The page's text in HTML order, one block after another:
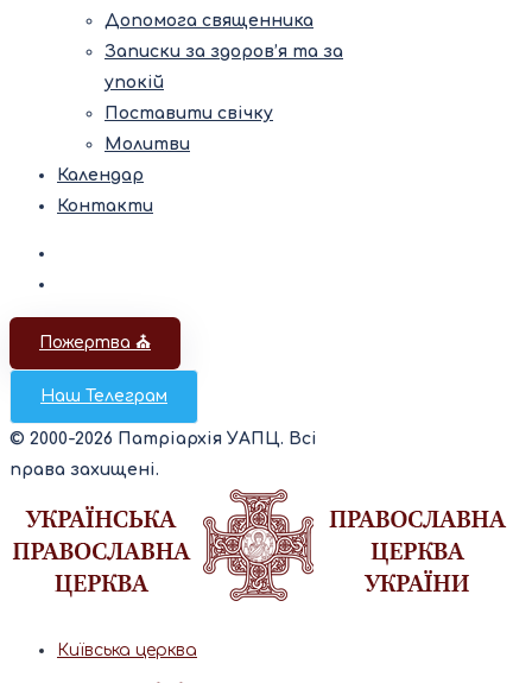
Допомога священника
Записки за здоров’я та за
упокій
Поставити свічку
Молитви
Календар
Контакти
Пожертва ⛪️
Наш Телеграм
© 2000-2026 Патріархія УАПЦ. Всі
права захищені.
Київська церква